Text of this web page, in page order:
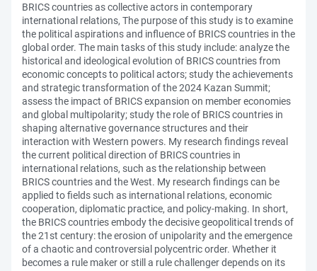
BRICS countries as collective actors in contemporary
international relations, The purpose of this study is to examine
the political aspirations and influence of BRICS countries in the
global order. The main tasks of this study include: analyze the
historical and ideological evolution of BRICS countries from
economic concepts to political actors; study the achievements
and strategic transformation of the 2024 Kazan Summit;
assess the impact of BRICS expansion on member economies
and global multipolarity; study the role of BRICS countries in
shaping alternative governance structures and their
interaction with Western powers. My research findings reveal
the current political direction of BRICS countries in
international relations, such as the relationship between
BRICS countries and the West. My research findings can be
applied to fields such as international relations, economic
cooperation, diplomatic practice, and policy-making. In short,
the BRICS countries embody the decisive geopolitical trends of
the 21st century: the erosion of unipolarity and the emergence
of a chaotic and controversial polycentric order. Whether it
becomes a rule maker or still a rule challenger depends on its